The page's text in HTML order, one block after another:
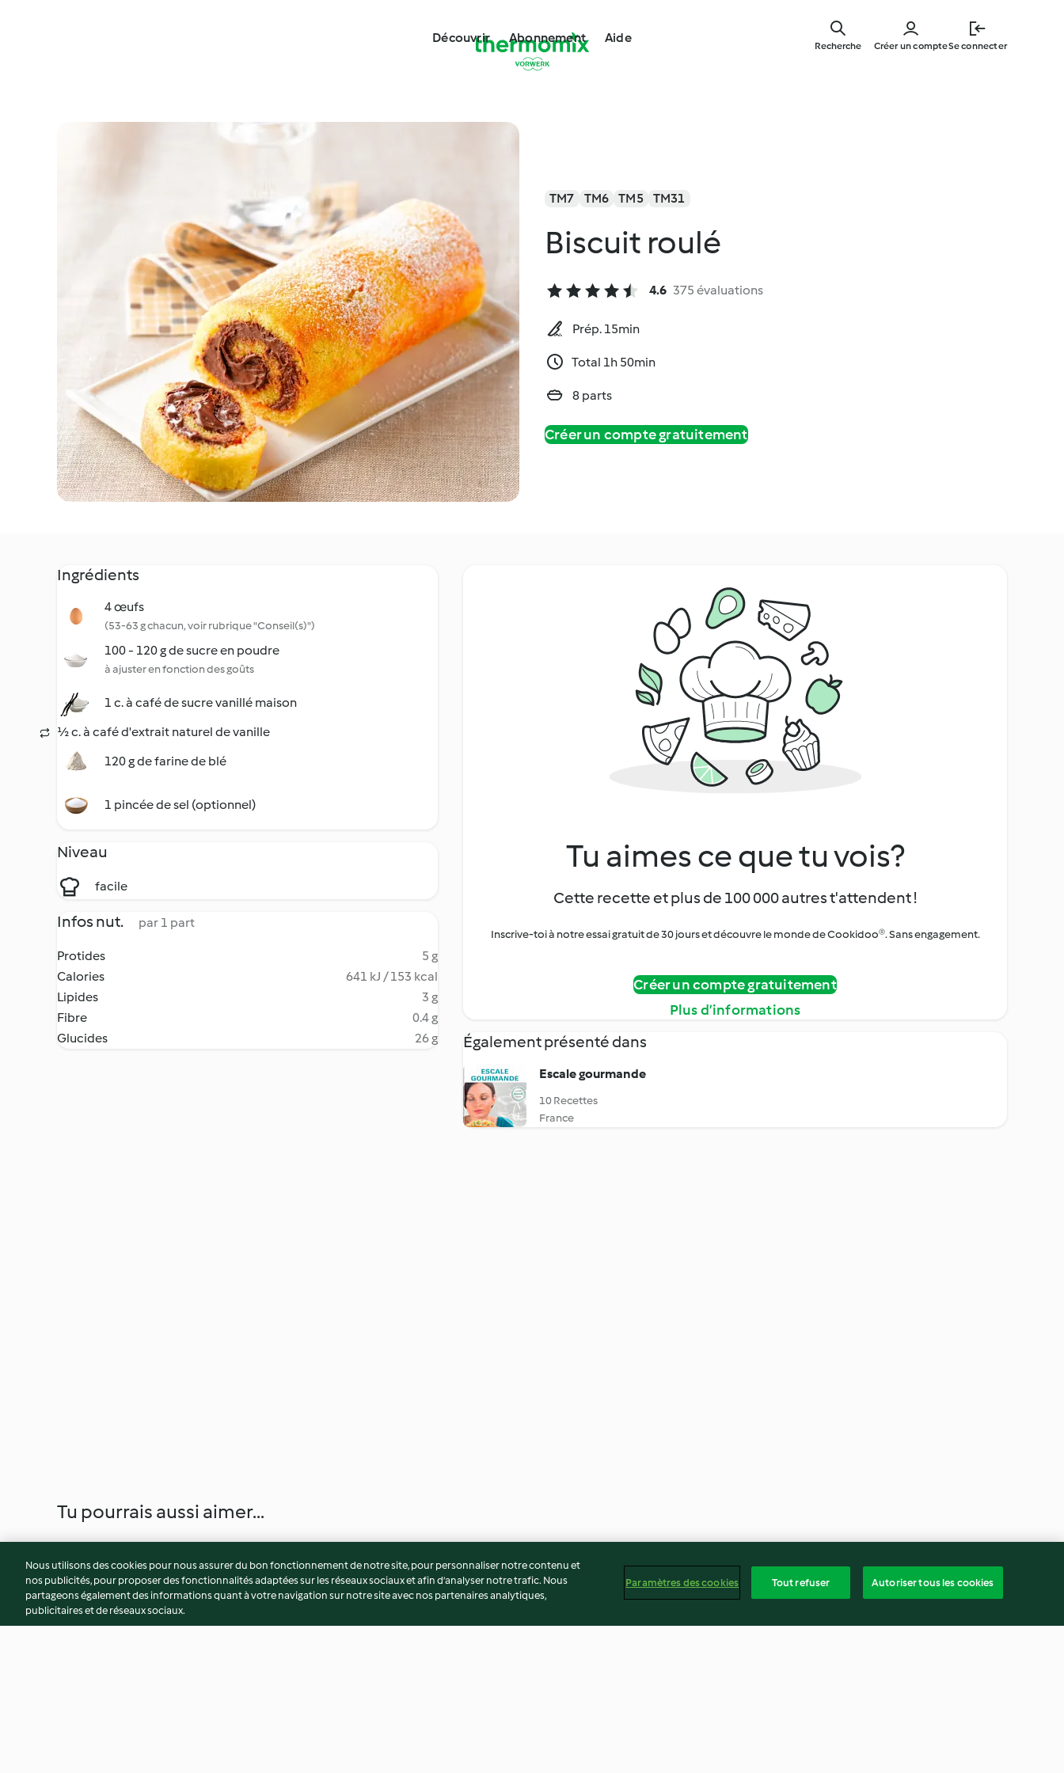
main
Découvrir Abonnement Aide
Créer un compteSe connecter
Recherche
TM7 TM6 TM5 TM31
Biscuit roulé
4.6 375 évaluations
Prép. 15min
Total 1h 50min
8 parts
Créer un compte gratuitement
Ingrédients
4 œufs
(53-63 g chacun, voir rubrique "Conseil(s)")
100 - 120 g de sucre en poudre
à ajuster en fonction des goûts
1 c. à café de sucre vanillé maison
½ c. à café d'extrait naturel de vanille
120 g de farine de blé
1 pincée de sel (optionnel)
Niveau
facile
Infos nut. par 1 part
Protides
5 g
Calories
641 kJ / 153 kcal
Lipides
3 g
Fibre
0.4 g
Glucides
26 g
Tu aimes ce que tu vois?
Cette recette et plus de 100 000 autres t'attendent !
Inscrive-toi à notre essai gratuit de 30 jours et découvre le monde de Cookidoo®. Sans engagement.
Créer un compte gratuitement
Plus d’informations
Également présenté dans
Escale gourmande
10 Recettes
France
Tu pourrais aussi aimer...
Nous utilisons des cookies pour nous assurer du bon fonctionnement de notre site, pour personnaliser notre contenu et
nos publicités, pour proposer des fonctionnalités adaptées sur les réseaux sociaux et afin d’analyser notre trafic. Nous
partageons également des informations quant à votre navigation sur notre site avec nos partenaires analytiques,
publicitaires et de réseaux sociaux.
Paramètres des cookies Tout refuser Autoriser tous les cookies